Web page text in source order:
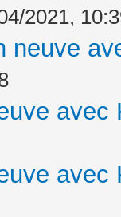
2021,
neuve
avec
avec